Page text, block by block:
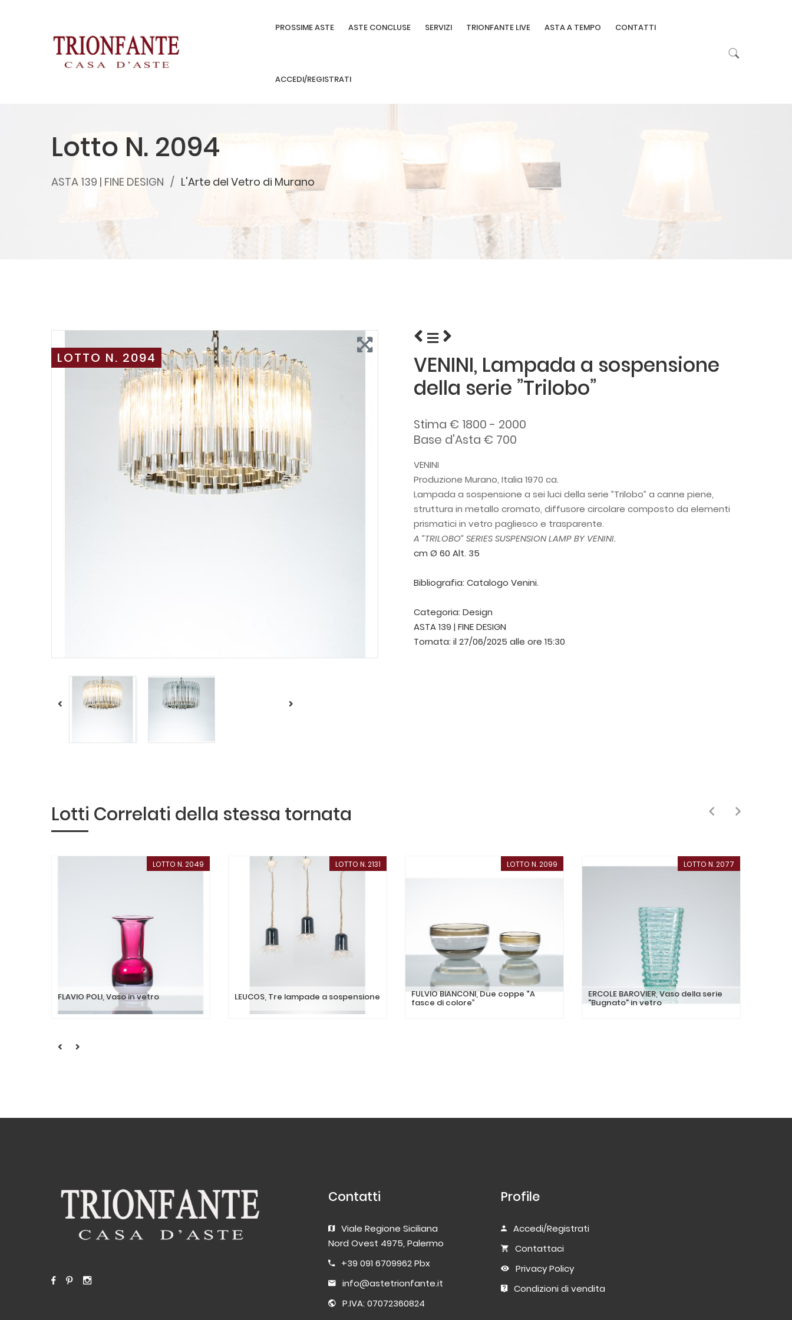
PROSSIME ASTE ASTE CONCLUSE SERVIZI TRIONFANTE LIVE ASTA A TEMPO CONTATTI
ACCEDI/REGISTRATI
Lotto N. 2094
ASTA 139 | FINE DESIGN L'Arte del Vetro di Murano
LOTTO N. 2094
VENINI, Lampada a sospensione
della serie ”Trilobo”
Stima € 1800 - 2000
Base d'Asta € 700
VENINI
Produzione Murano, Italia 1970 ca.
Lampada a sospensione a sei luci della serie ”Trilobo” a canne piene,
struttura in metallo cromato, diffusore circolare composto da elementi
prismatici in vetro pagliesco e trasparente.
A ”TRILOBO” SERIES SUSPENSION LAMP BY VENINI.
cm Ø 60 Alt. 35
Bibliografia: Catalogo Venini.
Categoria: Design
ASTA 139 | FINE DESIGN
Tornata: il 27/06/2025 alle ore 15:30
Lotti Correlati della stessa tornata
LOTTO N. 2049
FLAVIO POLI, Vaso in vetro
LOTTO N. 2131
LEUCOS, Tre lampade a sospensione
LOTTO N. 2099
FULVIO BIANCONI, Due coppe “A
fasce di colore”
LOTTO N. 2077
ERCOLE BAROVIER, Vaso della serie
"Bugnato" in vetro
Contatti
Viale Regione Siciliana
Nord Ovest 4975, Palermo
+39 091 6709962 Pbx
info@astetrionfante.it
P.IVA: 07072360824
Profile
Accedi/Registrati
Contattaci
Privacy Policy
Condizioni di vendita